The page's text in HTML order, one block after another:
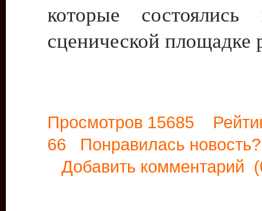
которые состоялись
сценической площадке
Просмотров 15685
66 Понравилась
Добавить комментарий